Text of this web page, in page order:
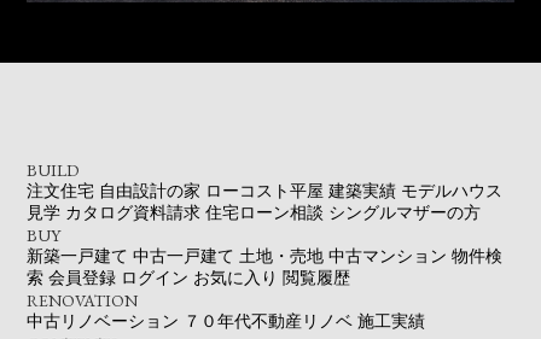
BUILD
注文住宅 自由設計の家 ローコスト平屋 建築実績 モデルハウス
見学 カタログ資料請求 住宅ローン相談 シングルマザーの方
BUY
新築一戸建て 中古一戸建て 土地・売地 中古マンション 物件検
索 会員登録 ログイン お気に入り 閲覧履歴
RENOVATION
中古リノベーション ７０年代不動産リノベ 施工実績